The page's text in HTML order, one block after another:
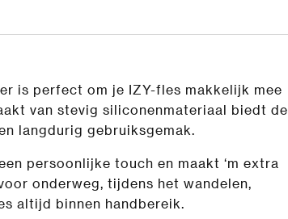
is perfect om je IZY-fles makkelijk mee
van stevig siliconenmateriaal biedt de
langdurig gebruiksgemak.
persoonlijke touch en maakt ‘m extra
onderweg, tijdens het wandelen,
altijd binnen handbereik.